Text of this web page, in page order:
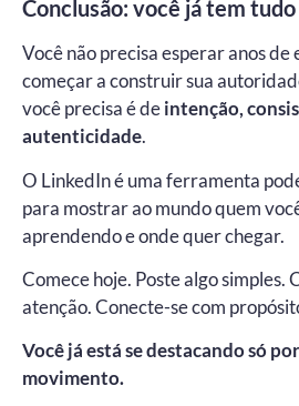
Conclusão: você já tem
Você não precisa esperar anos de
começar a construir sua
você precisa é deintenção,
autenticidade.
O LinkedIn é uma ferramenta
para mostrar ao mundo quem
aprendendo e onde quer chegar.
Comece hoje. Poste algo simples.
atenção. Conecte-se com
Você já está se destacando só
movimento.